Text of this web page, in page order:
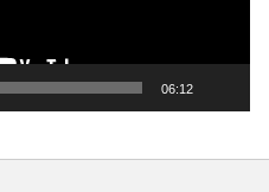
06:12